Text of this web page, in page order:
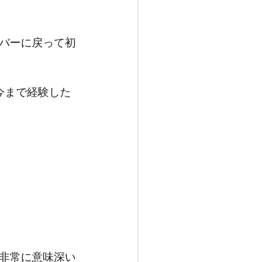
ーに戻って初
で経験した
常に意味深い